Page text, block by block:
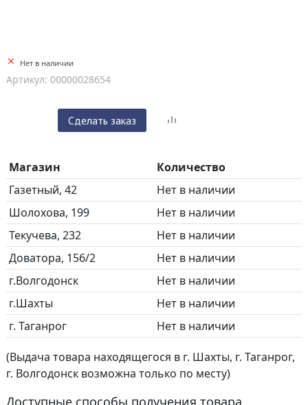
Нет в наличии
Артикул: 00000028654
Сделать заказ
Магазин
Количество
Газетный, 42
Нет в наличии
Шолохова, 199
Нет в наличии
Текучева, 232
Нет в наличии
Доватора, 156/2
Нет в наличии
г.Волгодонск
Нет в наличии
г.Шахты
Нет в наличии
г. Таганрог
Нет в наличии
(Выдача товара находящегося в г. Шахты, г. Таганрог,
г. Волгодонск возможна только по месту)
Доступные способы получения товара